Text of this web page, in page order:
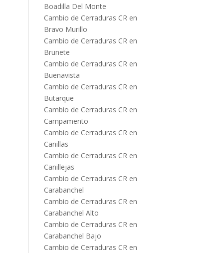
Boadilla Del Monte
Cambio de Cerraduras CR en
Bravo Murillo
Cambio de Cerraduras CR en
Brunete
Cambio de Cerraduras CR en
Buenavista
Cambio de Cerraduras CR en
Butarque
Cambio de Cerraduras CR en
Campamento
Cambio de Cerraduras CR en
Canillas
Cambio de Cerraduras CR en
Canillejas
Cambio de Cerraduras CR en
Carabanchel
Cambio de Cerraduras CR en
Carabanchel Alto
Cambio de Cerraduras CR en
Carabanchel Bajo
Cambio de Cerraduras CR en